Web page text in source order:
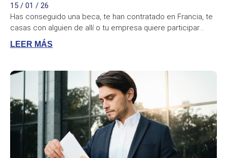
15 / 01 / 26
Has conseguido una beca, te han contratado en Francia, te
casas con alguien de allí o tu empresa quiere participar...
LEER MÁS